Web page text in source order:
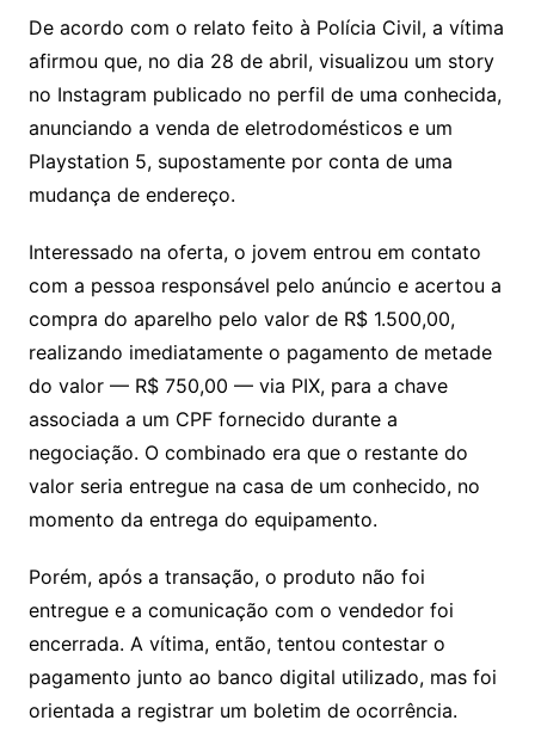
De acordo com o relato feito à Polícia Civil, a vítima
afirmou que, no dia 28 de abril, visualizou um story
no Instagram publicado no perfil de uma conhecida,
anunciando a venda de eletrodomésticos e um
Playstation 5, supostamente por conta de uma
mudança de endereço.
Interessado na oferta, o jovem entrou em contato
com a pessoa responsável pelo anúncio e acertou a
compra do aparelho pelo valor de R$ 1.500,00,
realizando imediatamente o pagamento de metade
do valor — R$ 750,00 — via PIX, para a chave
associada a um CPF fornecido durante a
negociação. O combinado era que o restante do
valor seria entregue na casa de um conhecido, no
momento da entrega do equipamento.
Porém, após a transação, o produto não foi
entregue e a comunicação com o vendedor foi
encerrada. A vítima, então, tentou contestar o
pagamento junto ao banco digital utilizado, mas foi
orientada a registrar um boletim de ocorrência.